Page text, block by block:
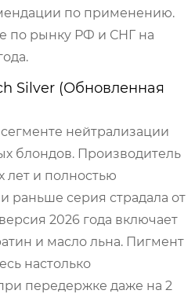
по применению.
по рынку РФ и СНГ на
Silver (Обновленная
нейтрализации
блондов. Производитель
лет и полностью
раньше серия страдала от
2026 года включает
и масло льна. Пигмент
настолько
передержке даже на 2